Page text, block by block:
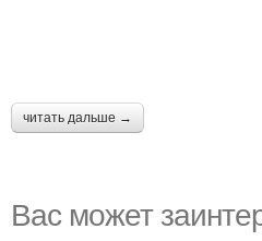
читать дальше →
Вас может